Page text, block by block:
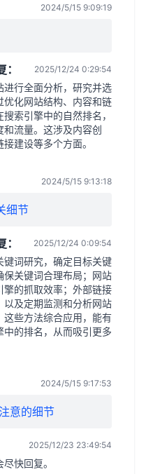
2024/5/15 9:09:19
2025/12/24 0:29:54
进行全面分析，研究并选
优化网站结构、内容和链
索引擎中的自然排名，
和流量。这涉及内容创
建设等多个方面。
2024/5/15 9:13:18
细节
2025/12/24 0:09:54
键词研究，确定目标关键
保关键词合理布局；网站
擎的抓取效率；外部链接
以及定期监测和分析网站
这些方法综合应用，能有
的排名，从而吸引更多
2024/5/15 9:17:53
意的细节
2025/12/23 23:49:54
快回复。